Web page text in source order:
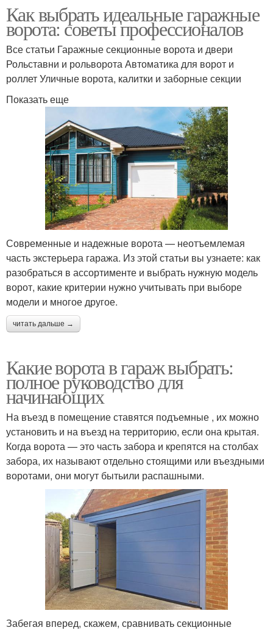
Как выбрать идеальные гаражные
ворота: советы профессионалов
Все статьи Гаражные секционные ворота и двери
Рольставни и рольворота Автоматика для ворот и
роллет Уличные ворота, калитки и заборные секции
Показать еще
Современные и надежные ворота — неотъемлемая
часть экстерьера гаража. Из этой статьи вы узнаете: как
разобраться в ассортименте и выбрать нужную модель
ворот, какие критерии нужно учитывать при выборе
модели и многое другое.
читать дальше →
Какие ворота в гараж выбрать:
полное руководство для
начинающих
На въезд в помещение ставятся подъемные , их можно
установить и на въезд на территорию, если она крытая.
Когда ворота — это часть забора и крепятся на столбах
забора, их называют отдельно стоящими или въездными
воротами, они могут бытьили распашными.
Забегая вперед, скажем, сравнивать секционные